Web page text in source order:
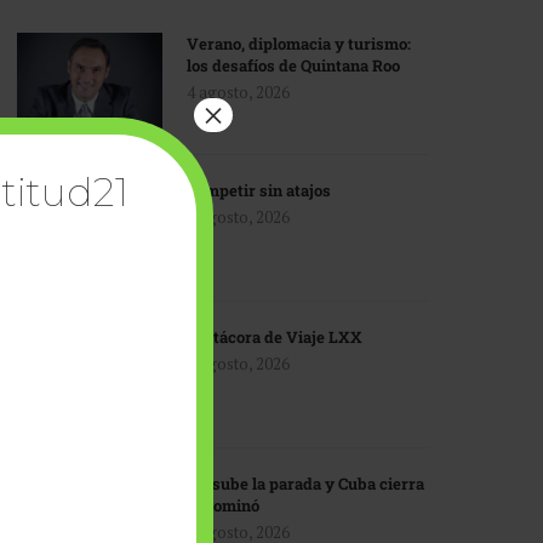
Verano, diplomacia y turismo:
los desafíos de Quintana Roo
4 agosto, 2026
Competir sin atajos
4 agosto, 2026
Bitácora de Viaje LXX
3 agosto, 2026
EU sube la parada y Cuba cierra
el dominó
3 agosto, 2026
×